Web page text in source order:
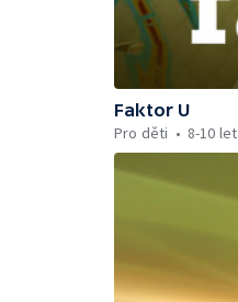
Faktor U
Pro děti
8-10 let